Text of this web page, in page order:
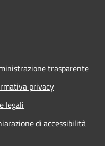
trasparente
privacy
legali
di accessibilità